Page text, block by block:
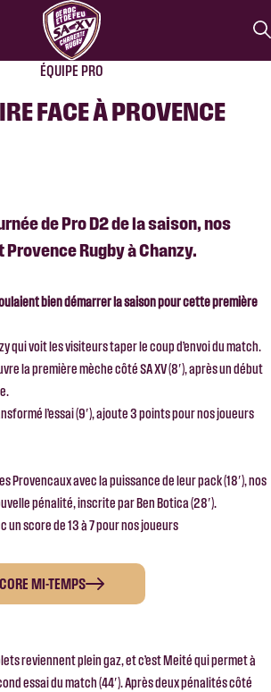
ÉQUIPE PRO
FACE À PROVENCE
de Pro D2 de la saison, nos
Rugby à Chanzy.
bien démarrer la saison pour cette première
qui voit les visiteurs taper le coup d’envoi du match.
la première mèche côté SA XV (8′), après un début
l’essai (9′), ajoute 3 points pour nos joueurs
Provencaux avec la puissance de leur pack (18′), nos
pénalité, inscrite par Ben Botica (28′).
un score de 13 à 7 pour nos joueurs
MI-TEMPS
reviennent plein gaz, et c’est Meité qui permet à
essai du match (44′). Après deux pénalités côté